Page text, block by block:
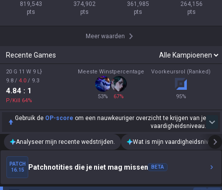
819,543
pts
374,902
pts
361,985
pts
264,156
pts
Meer waarden
Recente Games
20 G 11 W 9 L}
9.8 / 4.0 / 9.3
4.84 : 1
P/Kill 64%
Meeste Winstpercentage
53% 67%
Voorkeursrol (Ranked)
95%
Gebruik de OP-score om een nauwkeuriger overzicht te krijgen van je
vaardigheidsniveau.
Analyseer mijn recente wedstrijden. Wat is mijn vaardigheidsniveau?
PATCH
16.15
Patchnotities die je niet mag missen BETA